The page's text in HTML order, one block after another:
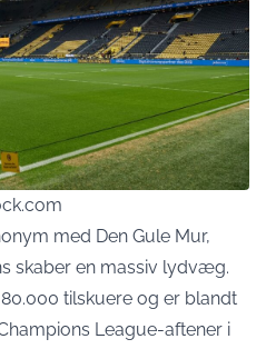
med Den Gule Mur,
skaber en massiv lydvæg.
tilskuere og er blandt
League-aftener i